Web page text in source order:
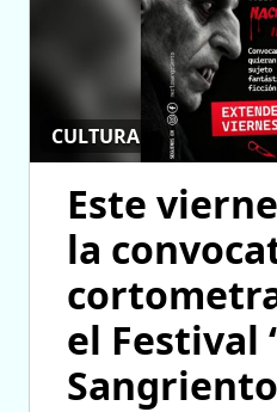
CULTURA
Este
la
el Festival